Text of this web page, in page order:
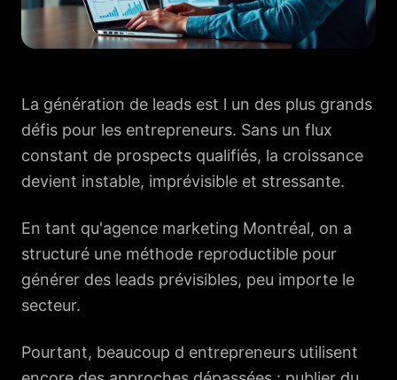
La génération de leads est l un des plus grands
défis pour les entrepreneurs. Sans un flux
constant de prospects qualifiés, la croissance
devient instable, imprévisible et stressante.
En tant qu'agence marketing Montréal, on a
structuré une méthode reproductible pour
générer des leads prévisibles, peu importe le
secteur.
Pourtant, beaucoup d entrepreneurs utilisent